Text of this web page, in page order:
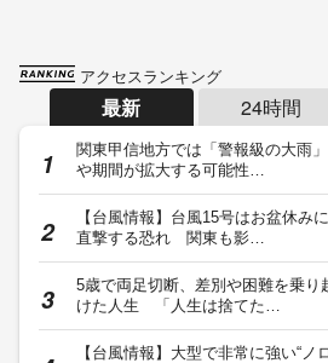
アクセスランキング
最新 24時間
関東甲信地方では「警報級の大雨
や期間が拡大する可能性…
【台風情報】台風15号はお盆休み
直撃する恐れ 関東も影…
5歳で両足切断、差別や困難を乗り
けた人生 「人生は捨てた…
【台風情報】大型で非常に強い“ノ